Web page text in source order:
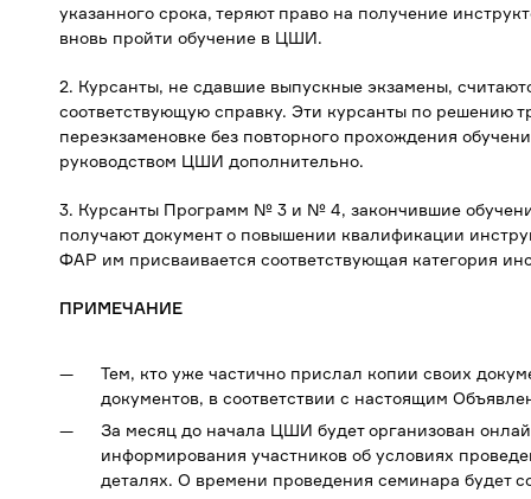
указанного срока, теряют право на получение
вновь пройти обучение в ЦШИ.
2. Курсанты, не сдавшие выпускные экзамены,
соответствующую справку. Эти курсанты по решению
переэкзаменовке без повторного прохождения
руководством ЦШИ дополнительно.
3. Курсанты Программ № 3 и № 4, закончившие
получают документ о повышении квалификации
ФАР им присваивается соответствующая категория
ПРИМЕЧАНИЕ
Тем, кто уже частично прислал копии своих
документов, в соответствии с настоящим
За месяц до начала ЦШИ будет организован
информирования участников об условиях
деталях. О времени проведения семинара будет